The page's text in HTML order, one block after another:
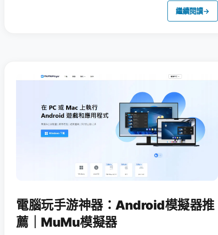
繼續閱讀→
電腦玩手游神器：Android模擬器推
薦｜MuMu模擬器